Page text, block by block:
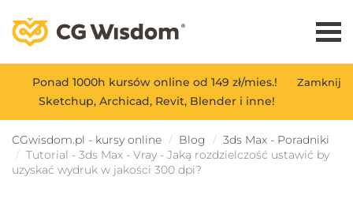
Zamknij
Ponad 1000h kursów online od 149 zł/mies.!
Sketchup, Archicad, Revit, Blender i inne!
CGwisdom.pl - kursy online Blog
3ds Max - Poradniki
Tutorial - 3ds Max - Vray - Jaką rozdzielczość ustawić by
uzyskać wydruk w jakości 300 dpi?